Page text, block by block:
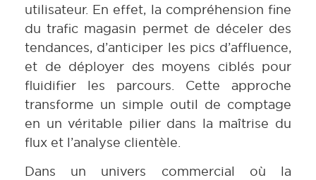
utilisateur. En effet, la compréhension fine
du trafic magasin permet de déceler des
tendances, d’anticiper les pics d’affluence,
et de déployer des moyens ciblés pour
fluidifier les parcours. Cette approche
transforme un simple outil de comptage
en un véritable pilier dans la maîtrise du
flux et l’analyse clientèle.
Dans un univers commercial où la